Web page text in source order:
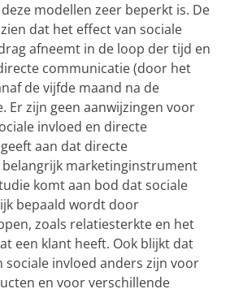
modellen zeer beperkt is. De
dat het effect van sociale
afneemt in de loop der tijd en
communicatie (door het
de vijfde maand na de
zijn geen aanwijzingen voor
invloed en directe
aan dat directe
marketinginstrument
komt aan bod dat sociale
bepaald wordt door
zoals relatiesterkte en het
een klant heeft. Ook blijkt dat
invloed anders zijn voor
en voor verschillende